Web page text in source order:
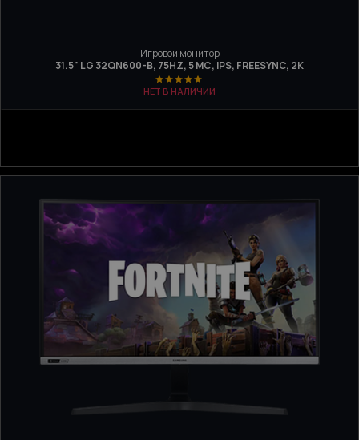
Игровой монитор
31.5" LG 32QN600-B, 75HZ, 5 МС, IPS, FREESYNC, 2K
НЕТ В НАЛИЧИИ